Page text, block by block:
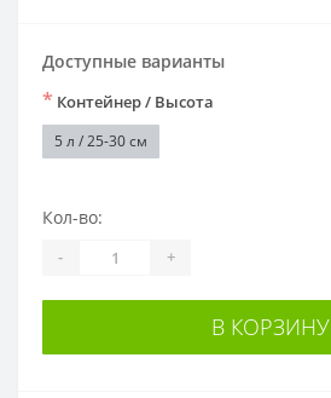
Доступные варианты
* Контейнер / Высота
5 л / 25-30 см
Кол-во:
- +
В КОРЗИНУ